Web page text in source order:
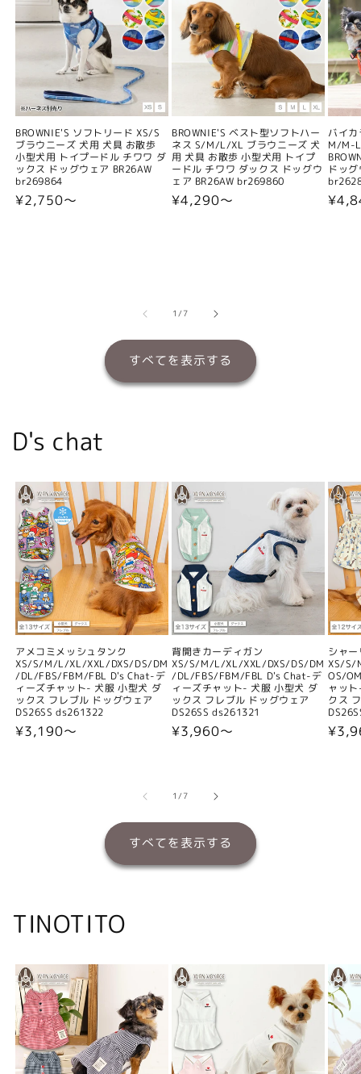
BROWNIE'S ソフトリード XS/S
ブラウニーズ 犬用 犬具 お散歩
小型犬用 トイプードル チワワ ダ
ックス ドッグウェア BR26AW
br269864
通
¥2,750〜
BROWNIE'S ベスト型ソフトハー
ネス S/M/L/XL ブラウニーズ 犬
用 犬具 お散歩 小型犬用 トイプ
ードル チワワ ダックス ドッグウ
ェア BR26AW br269860
通
¥4,290〜
バイ
M/M-
ドッ
通
1/の
7
すべてを表示する
D's chat
アメコミメッシュタンク
XS/S/M/L/XL/XXL/DXS/DS/DM
/DL/FBS/FBM/FBL D's Chat-デ
ィーズチャット- 犬服 小型犬 ダ
ックス フレブル ドッグウェア
DS26SS ds261322
通
¥3,190〜
背開きカーディガン
XS/S/M/L/XL/XXL/DXS/DS/DM
/DL/FBS/FBM/FBL D's Chat-デ
ィーズチャット- 犬服 小型犬 ダ
ックス フレブル ドッグウェア
DS26SS ds261321
通
¥3,960〜
シャ
XS/
OS/
ャッ
クス
通
1/の
7
すべてを表示する
TINOTITO